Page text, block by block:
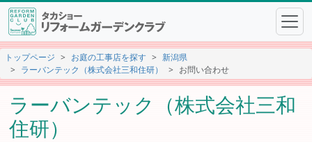
トップページ お庭の工事店を探す
新潟県
ラーバンテック（株式会社三和住研）
お問い合わせ
ラーバンテック（株式会社三和
住研）